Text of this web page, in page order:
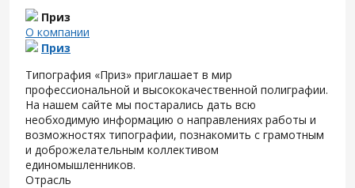
Приз
О компании
Приз
Типография «Приз» приглашает в мир
профессиональной и высококачественной полиграфии.
На нашем сайте мы постарались дать всю
необходимую информацию о направлениях работы и
возможностях типографии, познакомить с грамотным
и доброжелательным коллективом
единомышленников.
Отрасль